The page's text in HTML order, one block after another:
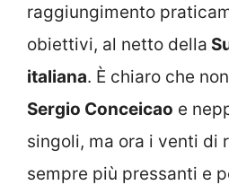
raggiungimento
obiettivi, al netto della
italiana. È chiaro che
Sergio Conceicao e
singoli, ma ora i venti di
sempre più pressanti e